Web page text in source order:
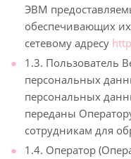
ЭВМ
обеспечивающих их
сетевому адресу
1.3. Пользователь
персональных
персональных
переданы
сотрудникам для
1.4. Оператор